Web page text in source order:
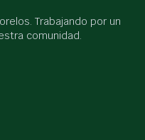
Trabajando por un
comunidad.